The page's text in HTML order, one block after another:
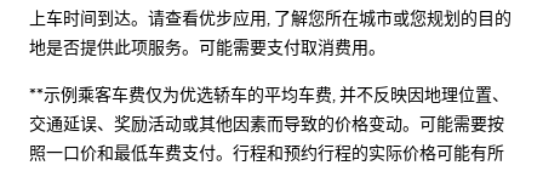
上车时间到达。请查看优步应用, 了解您所在城市或您规划的目的
地是否提供此项服务。可能需要支付取消费用。
**示例乘客车费仅为优选轿车的平均车费, 并不反映因地理位置、
交通延误、奖励活动或其他因素而导致的价格变动。可能需要按
照一口价和最低车费支付。行程和预约行程的实际价格可能有所